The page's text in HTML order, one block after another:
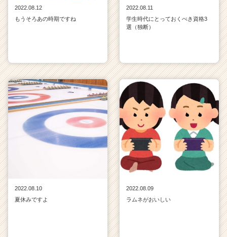
2022.08.12
もうそろあの時期ですね
2022.08.11
学生時代にとっておくべき資格3
選（独断）
2022.08.10
夏休みですよ
2022.08.09
ラムネがおいしい